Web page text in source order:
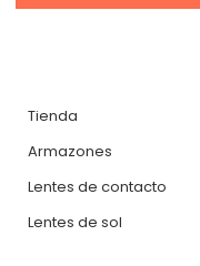
Tienda
Armazones
Lentes de contacto
Lentes de sol